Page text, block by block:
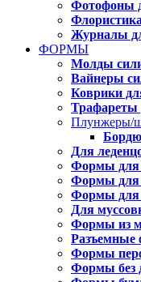
Фотофоны
Флористика
Журналы
ФОРМЫ
Молды
Вайнеры
Коврики
Трафареты
Плунжеры/
Для
Формы для
Формы для
Формы для
Для
Формы из
Формы
Формы без